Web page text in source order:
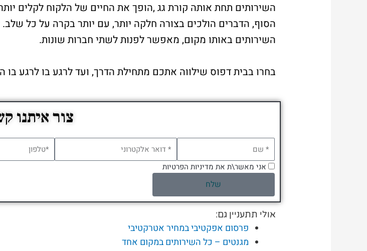
השירותים תחת אותה קורת גג ,הופך את החיים של הלקוח לקלים
הסוף, הדברים הולכים בצורה חלקה יותר, עם יותר בקרה על כל
השירותים באותו מקום, מאפשר לפנות לשתי חברות שונות.
בחרו בבית דפוס שילווה אתכם מתחילת הדרך, ועד לרגע בו לרגע
צור איתנו
אני מאשר\ת את מדיניות הפרטיות
שלח
אולי תתעניין גם:
פרסום אפקטיבי במחיר אטרקטיבי
מגנטים – כל השירותים במקום אחד